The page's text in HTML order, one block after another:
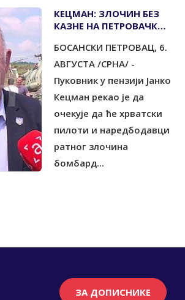
КЕЦМАН: ЗЛОЧИН БЕЗ
КАЗНЕ НА ПЕТРОВАЧКОЈ
НОВОГ ГРАДА
БОСАНСКИ ПЕТРОВАЦ, 6.
АВГУСТА /СРНА/ -
Пуковник у пензији Јанко
Кецман рекао је да
очекује да ће хрватски
пилоти и наредбодавци
ратног злочина
бомбард...
ЗА ДОПИСНИКЕ